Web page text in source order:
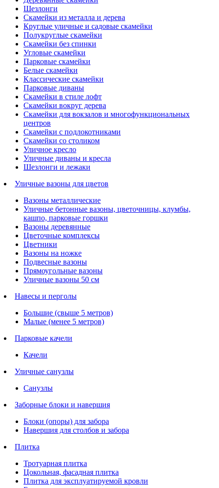
Шезлонги
Скамейки из металла и дерева
Круглые уличные и садовые скамейки
Полукруглые скамейки
Скамейки без спинки
Угловые скамейки
Парковые скамейки
Белые скамейки
Классические скамейки
Парковые диваны
Скамейки в стиле лофт
Скамейки вокруг дерева
Скамейки для вокзалов и многофункциональных
центров
Скамейки с подлокотниками
Скамейки со столиком
Уличное кресло
Уличные диваны и кресла
Шезлонги и лежаки
Уличные вазоны для цветов
Вазоны металлические
Уличные бетонные вазоны, цветочницы, клумбы,
кашпо, парковые горшки
Вазоны деревянные
Цветочные комплексы
Цветники
Вазоны на ножке
Подвесные вазоны
Прямоугольные вазоны
Уличные вазоны 50 см
Навесы и перголы
Большие (свыше 5 метров)
Малые (менее 5 метров)
Парковые качели
Качели
Уличные санузлы
Санузлы
Заборные блоки и навершия
Блоки (опоры) для забора
Навершия для столбов и забора
Плитка
Тротуарная плитка
Цокольная, фасадная плитка
Плитка для эксплуатируемой кровли